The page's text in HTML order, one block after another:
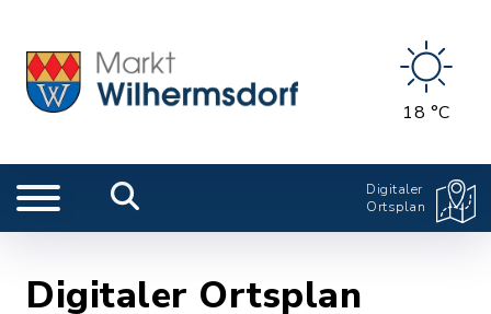
18 °C
Digitaler
Ortsplan
Digitaler Ortsplan